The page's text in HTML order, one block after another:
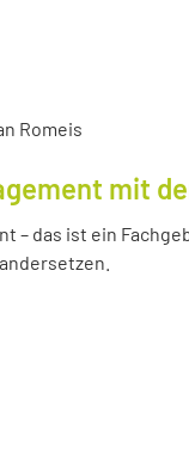
Romeis
mit
– das ist ein